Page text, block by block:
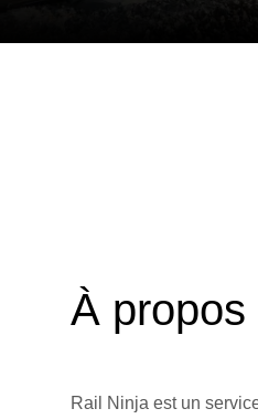
À
Rail Ninja est un